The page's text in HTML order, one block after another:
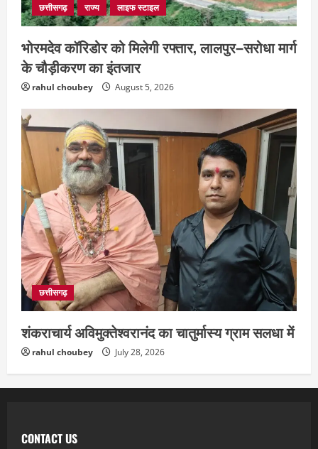
छत्तीसगढ़ राज्य लाइफ स्टाइल
भोरमदेव कॉरिडोर को मिलेगी रफ्तार, लालपुर–सरोधा मार्ग
के चौड़ीकरण का इंतजार
rahul choubey August 5, 2026
छत्तीसगढ़
शंकराचार्य अविमुक्तेश्वरानंद का चातुर्मास्य ग्राम सलधा में
rahul choubey July 28, 2026
CONTACT US